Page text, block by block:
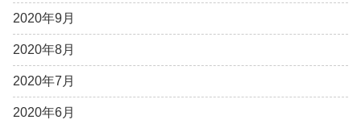
2020年9月
2020年8月
2020年7月
2020年6月